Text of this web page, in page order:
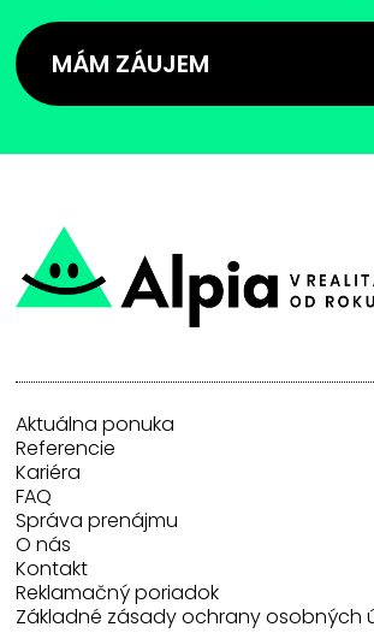
MÁM ZÁUJEM
Aktuálna ponuka
Referencie
Kariéra
FAQ
Správa prenájmu
O nás
Kontakt
Reklamačný poriadok
Základné zásady ochrany osobných